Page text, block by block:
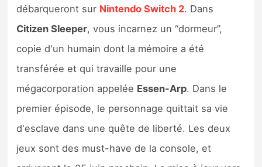
débarqueront sur Nintendo Switch 2. Dans
Citizen Sleeper, vous incarnez un “dormeur”,
copie d'un humain dont la mémoire a été
transférée et qui travaille pour une
mégacorporation appelée Essen-Arp. Dans le
premier épisode, le personnage quittait sa vie
d'esclave dans une quête de liberté. Les deux
jeux sont des must-have de la console, et